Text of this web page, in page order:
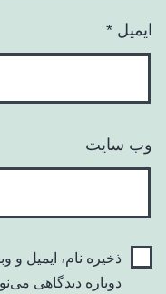
ایمیل *
وب‌ سایت
ذخیره نام، ایمیل
دوباره دیدگاهی